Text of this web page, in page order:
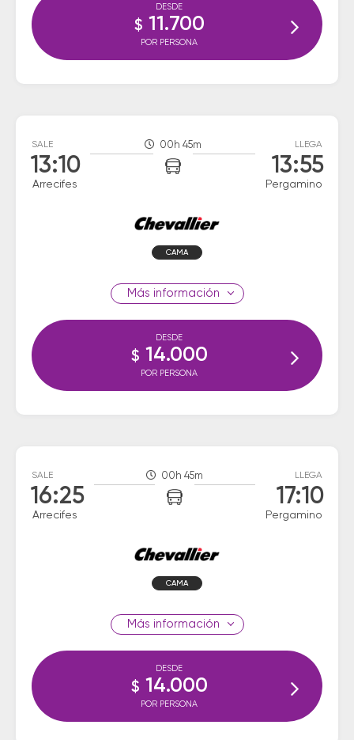
DESDE
$ 11.700
POR PERSONA
SALE
13:10
Arrecifes
00h 45m LLEGA
13:55
Pergamino
CAMA
información
DESDE
$ 14.000
POR PERSONA
SALE
16:25
Arrecifes
00h 45m LLEGA
17:10
Pergamino
CAMA
información
DESDE
$ 14.000
POR PERSONA